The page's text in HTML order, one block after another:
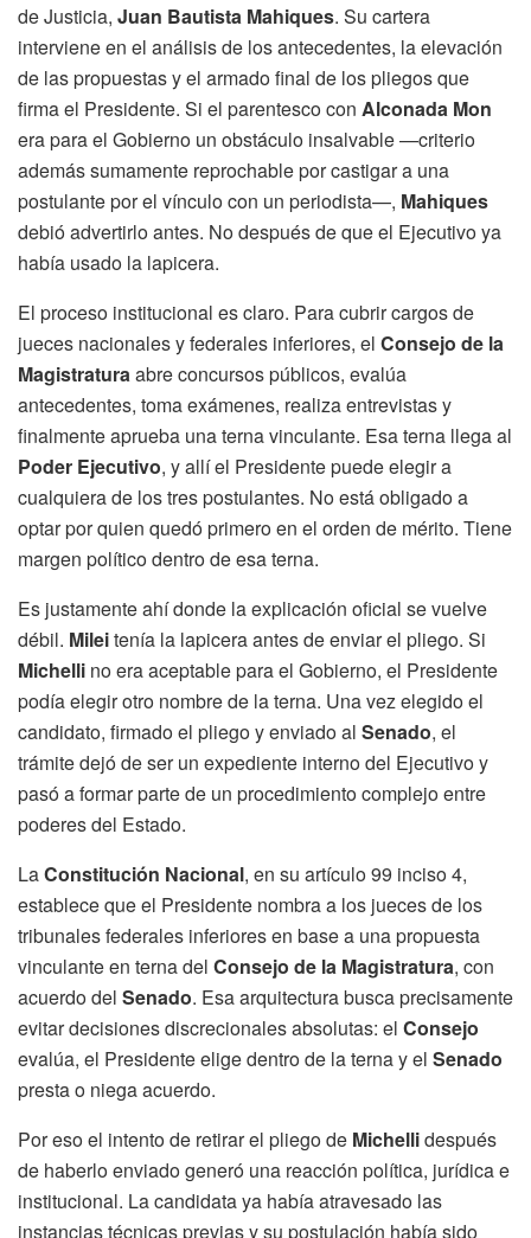
de Justicia, Juan Bautista Mahiques. Su cartera
interviene en el análisis de los antecedentes, la elevación
de las propuestas y el armado final de los pliegos que
firma el Presidente. Si el parentesco con Alconada Mon
era para el Gobierno un obstáculo insalvable —criterio
además sumamente reprochable por castigar a una
postulante por el vínculo con un periodista—, Mahiques
debió advertirlo antes. No después de que el Ejecutivo ya
había usado la lapicera.
El proceso institucional es claro. Para cubrir cargos de
jueces nacionales y federales inferiores, el Consejo de la
Magistraturaabre concursos públicos, evalúa
antecedentes, toma exámenes, realiza entrevistas y
finalmente aprueba una terna vinculante. Esa terna llega al
Poder Ejecutivo, y allí el Presidente puede elegir a
cualquiera de los tres postulantes. No está obligado a
optar por quien quedó primero en el orden de mérito. Tiene
margen político dentro de esa terna.
Es justamente ahí donde la explicación oficial se vuelve
débil. Mileitenía la lapicera antes de enviar el pliego. Si
Michelli no era aceptable para el Gobierno, el Presidente
podía elegir otro nombre de la terna. Una vez elegido el
candidato, firmado el pliego y enviado al Senado, el
trámite dejó de ser un expediente interno del Ejecutivo y
pasó a formar parte de un procedimiento complejo entre
poderes del Estado.
LaConstitución Nacional, en su artículo 99 inciso 4,
establece que el Presidente nombra a los jueces de los
tribunales federales inferiores en base a una propuesta
vinculante en terna del Consejo de la Magistratura, con
acuerdo del Senado. Esa arquitectura busca precisamente
evitar decisiones discrecionales absolutas: el Consejo
evalúa, el Presidente elige dentro de la terna y el Senado
presta o niega acuerdo.
Por eso el intento de retirar el pliego de Michellidespués
de haberlo enviado generó una reacción política, jurídica e
institucional. La candidata ya había atravesado las
instancias técnicas previas y su postulación había sido